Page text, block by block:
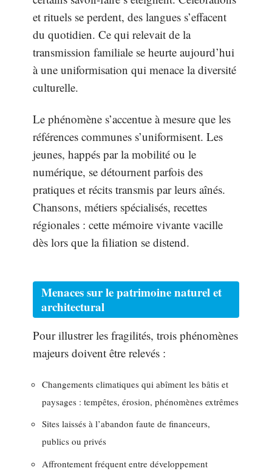
et rituels se perdent, des langues s’effacent
du quotidien. Ce qui relevait de la
transmission familiale se heurte aujourd’hui
à une uniformisation qui menace la diversité
culturelle.
Le phénomène s’accentue à mesure que les
références communes s’uniformisent. Les
jeunes, happés par la mobilité ou le
numérique, se détournent parfois des
pratiques et récits transmis par leurs aînés.
Chansons, métiers spécialisés, recettes
régionales : cette mémoire vivante vacille
dès lors que la filiation se distend.
Menaces sur le patrimoine naturel et
architectural
Pour illustrer les fragilités, trois phénomènes
majeurs doivent être relevés :
Changements climatiques qui abîment les bâtis et
paysages : tempêtes, érosion, phénomènes extrêmes
Sites laissés à l’abandon faute de financeurs,
publics ou privés
Affrontement fréquent entre développement